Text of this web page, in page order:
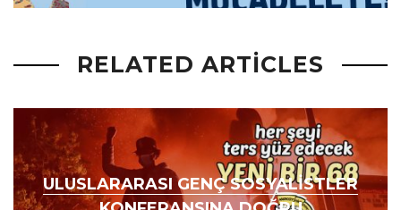
RELATED ARTICLES
ULUSLARARASI GENÇ SOSYALISTLER